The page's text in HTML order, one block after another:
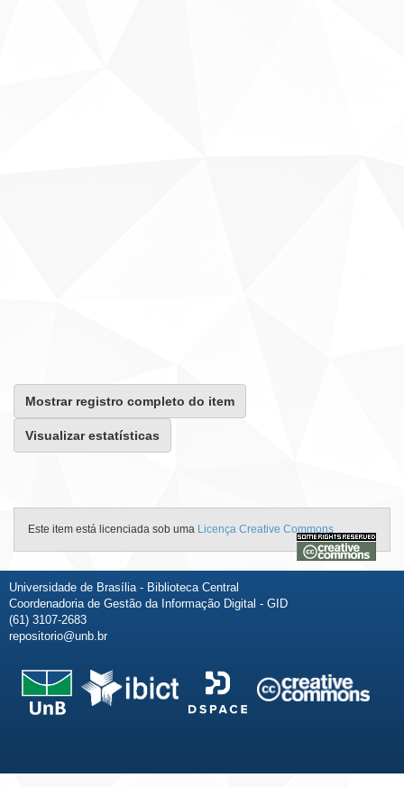
Mostrar registro completo do item
Visualizar estatísticas
Este item está licenciada sob uma Licença Creative Commons
Universidade de Brasília - Biblioteca Central
Coordenadoria de Gestão da Informação Digital - GID
(61) 3107-2683
repositorio@unb.br